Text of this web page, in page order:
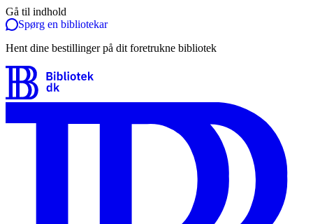
Gå til indhold
Spørg en bibliotekar
Hent dine bestillinger på dit foretrukne bibliotek